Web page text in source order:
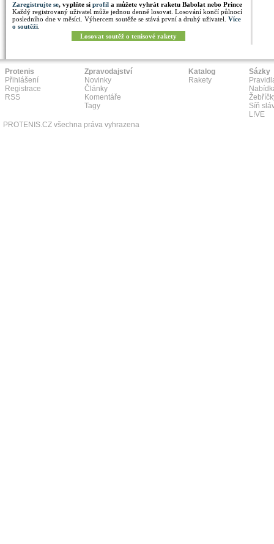
Zaregistrujte se, vyplňte si profil a můžete vyhrát raketu Babolat nebo Prince
Každý registrovaný uživatel může jednou denně losovat. Losování končí půlnocí
posledního dne v měsíci. Výhercem soutěže se stává první a druhý uživatel. Více
o soutěži
Losovat soutěž o tenisové rakety
Protenis
Přihlášení
Registrace
RSS
Zpravodajství
Novinky
Články
Komentáře
Tagy
Katalog
Rakety
Sázky
Síň
L!VE
PROTENIS.CZ všechna práva vyhrazena